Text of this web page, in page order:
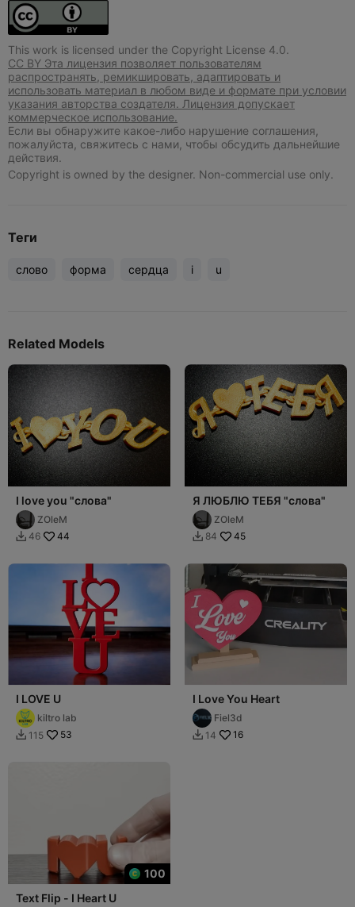
This work is licensed under the Copyright License 4.0.
CC BY Эта лицензия позволяет пользователям
распространять, ремикшировать, адаптировать и
использовать материал в любом виде и формате при условии
указания авторства создателя. Лицензия допускает
коммерческое использование.
Если вы обнаружите какое-либо нарушение соглашения,
пожалуйста, свяжитесь с нами, чтобы обсудить дальнейшие
действия.
Copyright is owned by the designer. Non-commercial use only.
Теги
слово форма сердца i u
Related Models
I love you "слова"
ZOleM
 46 44
Я ЛЮБЛЮ ТЕБЯ "слова"
ZOleM
 84 45
I LOVE U
kiltro lab
 115 53
I Love You Heart
Fiel3d
 14 16
100
Text Flip - I Heart U